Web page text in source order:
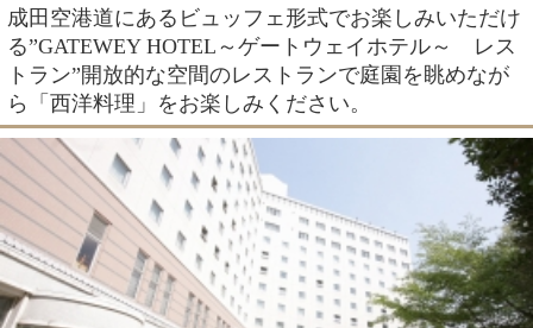
成田空港道にあるビュッフェ形式でお楽しみいただけ
る”GATEWEY HOTEL～ゲートウェイホテル～ レス
トラン”開放的な空間のレストランで庭園を眺めなが
ら「西洋料理」をお楽しみください。